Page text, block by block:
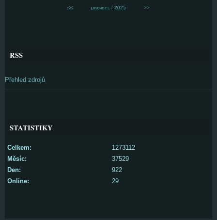
<< prosinec/ 2025 >>
RSS
Přehled zdrojů
STATISTIKY
Online: 29
Celkem:
1273112
Měsíc:
37529
Den:
922